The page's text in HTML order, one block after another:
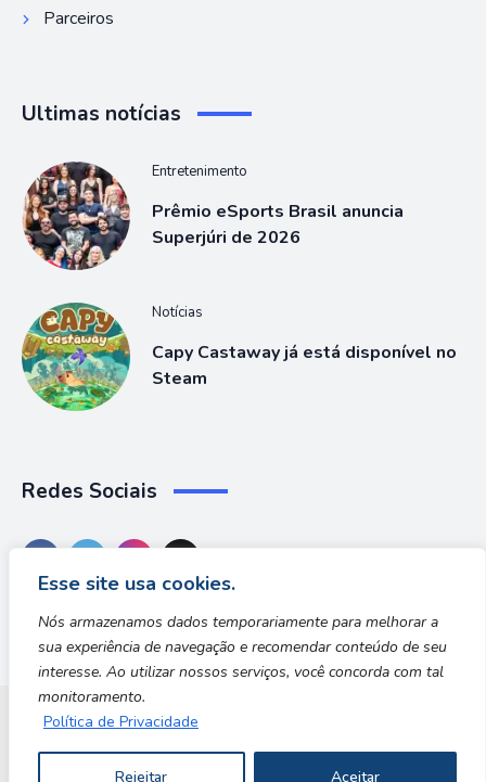
Esse site usa cookies.
Nós armazenamos dados temporariamente para melhorar a
sua experiência de navegação e recomendar conteúdo de seu
interesse. Ao utilizar nossos serviços, você concorda com tal
monitoramento.
Política de Privacidade
Rejeitar Aceitar
Parceiros
Ultimas notícias
Entretenimento
Prêmio eSports Brasil anuncia
Superjúri de 2026
Notícias
Capy Castaway já está disponível no
Steam
Redes Sociais